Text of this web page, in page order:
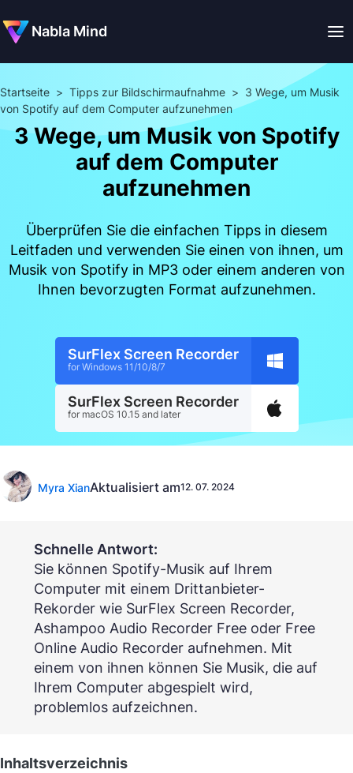
Nabla Mind
Startseite > Tipps zur Bildschirmaufnahme > 3 Wege, um Musik
von Spotify auf dem Computer aufzunehmen
3 Wege, um Musik von Spotify
auf dem Computer
aufzunehmen
Überprüfen Sie die einfachen Tipps in diesem
Leitfaden und verwenden Sie einen von ihnen, um
Musik von Spotify in MP3 oder einem anderen von
Ihnen bevorzugten Format aufzunehmen.
SurFlex Screen Recorder
for Windows 11/10/8/7
SurFlex Screen Recorder
for macOS 10.15 and later
Myra XianAktualisiert am12. 07. 2024
Schnelle Antwort:
Sie können Spotify-Musik auf Ihrem
Computer mit einem Drittanbieter-
Rekorder wie SurFlex Screen Recorder,
Ashampoo Audio Recorder Free oder Free
Online Audio Recorder aufnehmen. Mit
einem von ihnen können Sie Musik, die auf
Ihrem Computer abgespielt wird,
problemlos aufzeichnen.
Inhaltsverzeichnis